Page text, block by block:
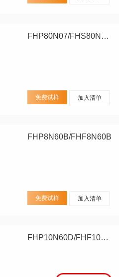
FHP80N07/FHS80N07/FHD80N07
免费试样 加入清单
FHP8N60B/FHF8N60B
免费试样 加入清单
FHP10N60D/FHF10N60D